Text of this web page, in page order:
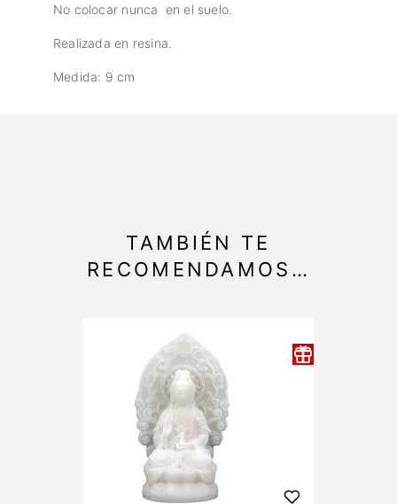
No colocar nunca en el suelo.
Realizada en resina.
Medida: 9 cm
TAMBIÉN TE
RECOMENDAMOS…